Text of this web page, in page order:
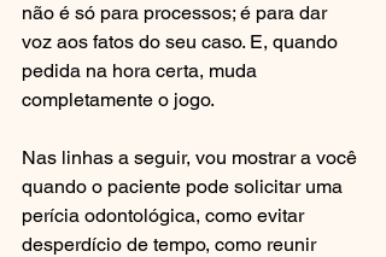
não é só para processos; é para dar
voz aos fatos do seu caso. E, quando
pedida na hora certa, muda
completamente o jogo.
Nas linhas a seguir, vou mostrar a você
quando o paciente pode solicitar uma
perícia odontológica, como evitar
desperdício de tempo, como reunir